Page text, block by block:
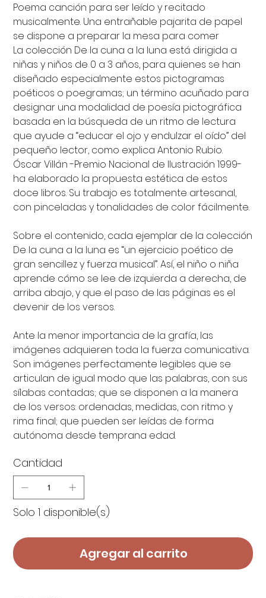
Poema canción para ser leído y recitado
musicalmente. Una entrañable pajarita de papel
se dispone a preparar la mesa para comer
La colección De la cuna a la luna está dirigida a
niñas y niños de 0 a 3 años, para quienes se han
diseñado especialmente estos pictogramas
poéticos o poegramas; un término acuñado para
designar una modalidad de poesía pictográfica
basada en la búsqueda de un ritmo de lectura
que ayude a “educar el ojo y endulzar el oído” del
pequeño lector, como explica Antonio Rubio.
Óscar Villán -Premio Nacional de Ilustración 1999-
ha elaborado la propuesta estética de estos
doce libros. Su trabajo es totalmente artesanal,
con pinceladas y tonalidades de color fácilmente.
Sobre el contenido, cada ejemplar de la colección
De la cuna a la luna es “un ejercicio poético de
gran sencillez y fuerza musical”. Así, el niño o niña
aprende cómo se lee de izquierda a derecha, de
arriba abajo, y que el paso de las páginas es el
devenir de los versos.
Ante la menor importancia de la grafía, las
imágenes adquieren toda la fuerza comunicativa.
Son imágenes perfectamente legibles que se
articulan de igual modo que las palabras, con sus
sílabas contadas; que se disponen a la manera
de los versos: ordenadas, medidas, con ritmo y
rima final; que pueden ser leídas de forma
autónoma desde temprana edad.
Cantidad
Solo 1 disponible(s)
Agregar al carrito